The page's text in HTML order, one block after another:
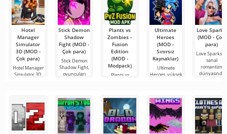
Hotel
Manager
Simulator
3D (MOD -
Çok para)
Hotel Manager
Simulator 3D,
Stick Demon
Shadow
Fight (MOD -
Çok para)
Stick Demon
Shadow Fight,
oyuncuları
Plants vs
Zombies -
Fusion
Edition
(MOD -
Modpack)
Plants vs
Ultimate
Heroes
(MOD -
Sınırsız
Kaynaklar)
Ultimate
Heroes, yüksek
Love Sparks
(MOD - Çok
para)
Love Sparks
sanal
romantizm
dünyasında